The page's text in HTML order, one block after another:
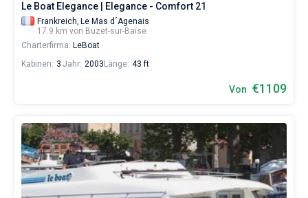
Le Boat Elegance | Elegance - Comfort 21
Frankreich, Le Mas d´Agenais
17.9 km von Buzet-sur-Baïse
Charterfirma: LeBoat
Kabinen: 3 Jahr: 2003 Länge: 43 ft
Von €1109